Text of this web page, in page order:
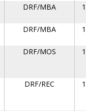
DRF/MBA
DRF/MBA
DRF/MOS
DRF/REC